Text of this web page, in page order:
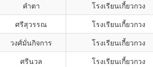
คำตา โรงเรียนเกี้ยวกวง
ศรีสุวรรณ โรงเรียนเกี้ยวกวง
วงศ์มั่นกิจการ โรงเรียนเกี้ยวกวง
ศรีนวล โรงเรียนเกี้ยวกวง